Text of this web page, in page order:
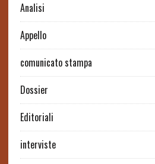
Analisi
Appello
comunicato stampa
Dossier
Editoriali
interviste